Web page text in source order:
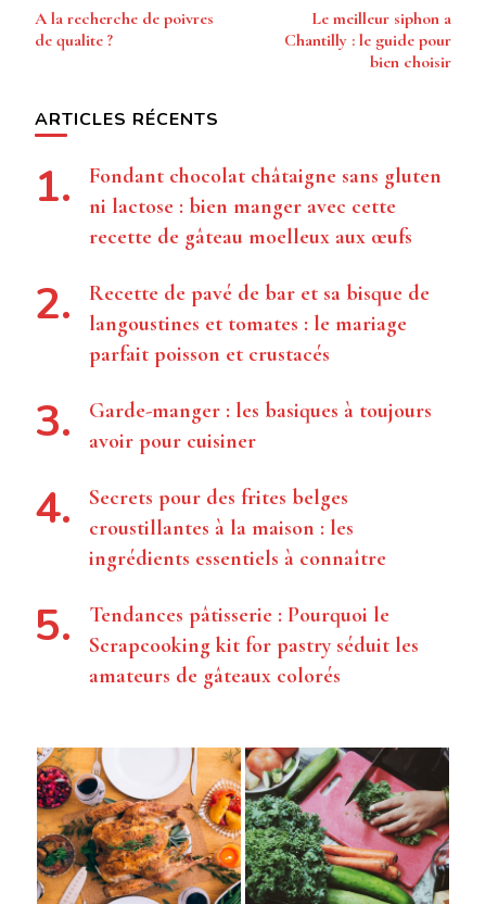
d’article
A la recherche de poivres
de qualite ?
Le meilleur siphon a
Chantilly : le guide pour
bien choisir
ARTICLES RÉCENTS
Fondant chocolat châtaigne sans gluten
ni lactose : bien manger avec cette
recette de gâteau moelleux aux œufs
Recette de pavé de bar et sa bisque de
langoustines et tomates : le mariage
parfait poisson et crustacés
Garde-manger : les basiques à toujours
avoir pour cuisiner
Secrets pour des frites belges
croustillantes à la maison : les
ingrédients essentiels à connaître
Tendances pâtisserie : Pourquoi le
Scrapcooking kit for pastry séduit les
amateurs de gâteaux colorés